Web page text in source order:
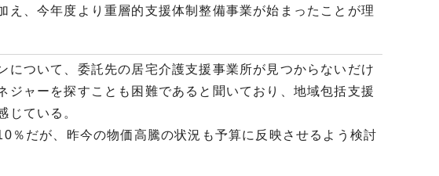
え、今年度より重層的支援体制整備事業が始まったことが理
ついて、委託先の居宅介護支援事業所が見つからないだけ
ジャーを探すことも困難であると聞いており、地域包括支援
じている。
％だが、昨今の物価高騰の状況も予算に反映させるよう検討